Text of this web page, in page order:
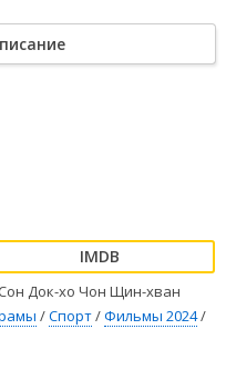
Док-хо Чон Щин-хван
/Спорт/Фильмы 2024/